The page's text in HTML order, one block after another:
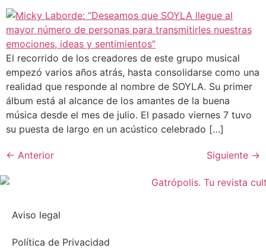
El recorrido de los creadores de este grupo musical
empezó varios años atrás, hasta consolidarse como una
realidad que responde al nombre de SOYLA. Su primer
álbum está al alcance de los amantes de la buena
música desde el mes de julio. El pasado viernes 7 tuvo
su puesta de largo en un acústico celebrado […]
← Anterior Siguiente →
Aviso legal
Política de Privacidad